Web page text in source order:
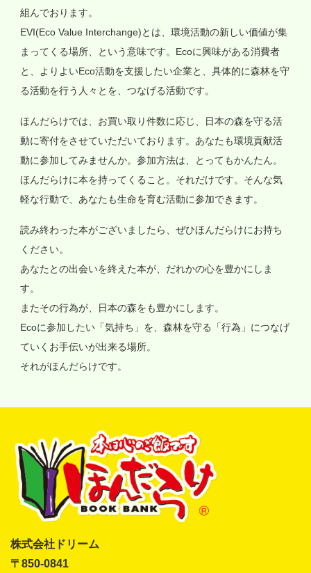
組んでおります。
EVI(Eco Value Interchange)とは、環境活動の新しい価値が集
まってくる場所、という意味です。Ecoに興味がある消費者
と、よりよいEco活動を支援したい企業と、具体的に森林を守
る活動を行う人々とを、つなげる活動です。
ほんだらけでは、お買い取り件数に応じ、日本の森を守る活
動に寄付をさせていただいております。あなたも環境貢献活
動に参加してみませんか。参加方法は、とってもかんたん。
ほんだらけに本を持ってくること。それだけです。そんな気
軽な行動で、あなたも生命を育む活動に参加できます。
読み終わった本がございましたら、ぜひほんだらけにお持ち
ください。
あなたとの出会いを終えた本が、だれかの心を豊かにしま
す。
またその行為が、日本の森をも豊かにします。
Ecoに参加したい「気持ち」を、森林を守る「行為」につなげ
ていくお手伝いが出来る場所。
それがほんだらけです。
株式会社ドリーム
〒850-0841